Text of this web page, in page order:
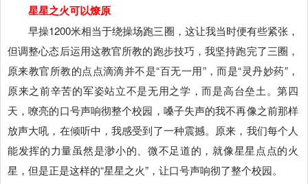
星星之火可以燎原
早操1200米相当于绕操场跑三圈，这让我当时便有些紧张，
但调整心态后运用这教官所教的跑步技巧，我坚持跑完了三圈，
原来教官所教的点点滴滴并不是“百无一用”，而是“灵丹妙药”，
原来之前辛苦的军姿站立不是无用之学，而是高台垒土。第四
天，嘹亮的口号声响彻整个校园，嗓子失声的我不再像之前那样
放声大吼，在倾听中，我感受到了一种震撼。原来，我们每个人
能发挥的力量虽然是渺小的、微不足道的，就像星星点点的火
星，但是正是这样的“星星之火”，让口号声响彻了整个校园。